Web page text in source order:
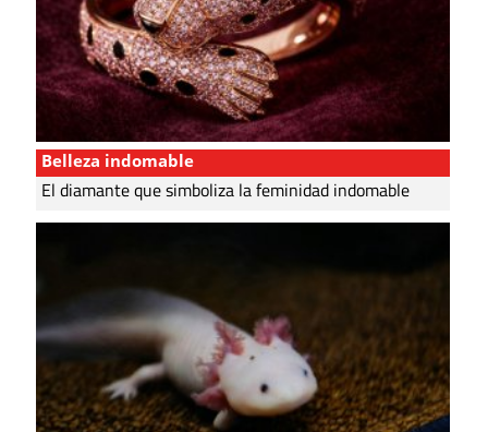
Belleza indomable
El diamante que simboliza la feminidad indomable